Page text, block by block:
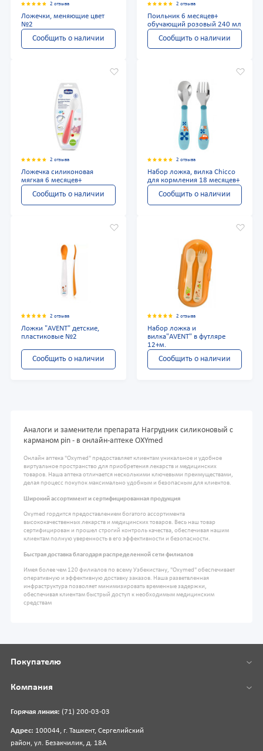
2 отзыва
Ложечки, меняющие цвет
№2
Сообщить о наличии
2 отзыва
Поильник 6 месяцев+
обучающий розовый 240 мл
Сообщить о наличии
2 отзыва
Ложечка силиконовая
мягкая 6 месяцев+
Сообщить о наличии
2 отзыва
Набор ложка, вилка Chicco
для кормления 18 месяцев+
Сообщить о наличии
2 отзыва
Ложки "AVENT" детские,
пластиковые №2
Сообщить о наличии
2 отзыва
Набор ложка и
вилка"AVENT" в футляре
12+м.
Сообщить о наличии
Аналоги и заменители препарата Нагрудник силиконовый с
карманом pin - в онлайн-аптеке OXYmed
Онлайн аптека "Oxymed" предоставляет клиентам уникальное и удобное
виртуальное пространство для приобретения лекарств и медицинских
товаров. Наша аптека отличается несколькими ключевыми преимуществами,
делая процесс покупок максимально удобным и безопасным для клиентов.
Широкий ассортимент и сертифицированная продукция
Oxymed гордится предоставлением богатого ассортимента
высококачественных лекарств и медицинских товаров. Весь наш товар
сертифицирован и прошел строгий контроль качества, обеспечивая нашим
клиентам полную уверенность в его эффективности и безопасности.
Быстрая доставка благодаря распределенной сети филиалов
Имея более чем 120 филиалов по всему Узбекистану, "Oxymed" обеспечивает
оперативную и эффективную доставку заказов. Наша разветвленная
инфраструктура позволяет минимизировать временные задержки,
обеспечивая клиентам быстрый доступ к необходимым медицинским
средствам
Горячая линия: (71) 200-03-03
Адрес: 100044, г. Ташкент, Сергелийский
район, ул. Безакчилик, д. 18А
Покупателю
Компания